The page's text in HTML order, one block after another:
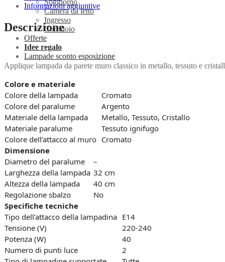
Soggiorno
Camera da letto
Ingresso
Corridoio
Offerte
Idee regalo
Lampade sconto esposizione
Informazioni aggiuntive
Descrizione
Applique lampada da parete muro classico in metallo, tessuto e
Colore e materiale
Colore della lampada
Cromato
Colore del paralume
Argento
Materiale della lampada
Metallo, Tessuto, Cristallo
Materiale paralume
Tessuto ignifugo
Colore dell’attacco al muro Cromato
Dimensione
Diametro del paralume
–
Larghezza della lampada 32 cm
Altezza della lampada
40 cm
Regolazione sbalzo
No
Specifiche tecniche
Tipo dell’attacco della lampadina E14
Tensione (V)
220-240
Potenza (W)
40
Numero di punti luce
2